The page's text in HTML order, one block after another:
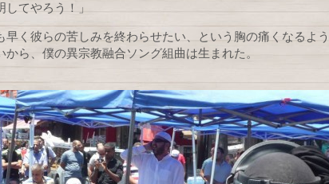
してやろう！」
早く彼らの苦しみを終わらせたい、という胸の痛くなるよう
から、僕の異宗教融合ソング組曲は生まれた。